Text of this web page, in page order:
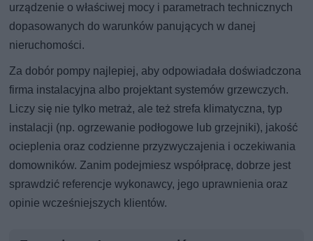
urządzenie o właściwej mocy i parametrach technicznych
dopasowanych do warunków panujących w danej
nieruchomości.
Za dobór pompy najlepiej, aby odpowiadała doświadczona
firma instalacyjna albo projektant systemów grzewczych.
Liczy się nie tylko metraż, ale też strefa klimatyczna, typ
instalacji (np. ogrzewanie podłogowe lub grzejniki), jakość
ocieplenia oraz codzienne przyzwyczajenia i oczekiwania
domowników. Zanim podejmiesz współpracę, dobrze jest
sprawdzić referencje wykonawcy, jego uprawnienia oraz
opinie wcześniejszych klientów.